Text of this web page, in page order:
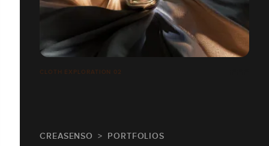
CLOTH EXPLORATION 02
CREASENSO PORTFOLIOS